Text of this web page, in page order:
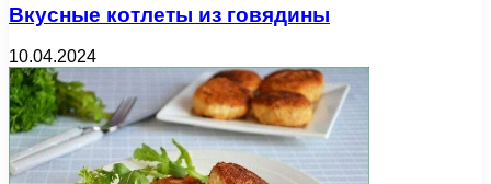
Вкусные котлеты из говядины
10.04.2024